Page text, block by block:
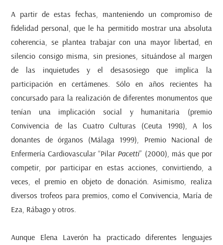
A partir de estas fechas, manteniendo un compromiso de
fidelidad personal, que le ha permitido mostrar una absoluta
coherencia, se plantea trabajar con una mayor libertad, en
silencio consigo misma, sin presiones, situándose al margen
de las inquietudes y el desasosiego que implica la
participación en certámenes. Sólo en años recientes ha
concursado para la realización de diferentes monumentos que
tenían una implicación social y humanitaria (premio
Convivencia de las Cuatro Culturas (Ceuta 1998), A los
donantes de órganos (Málaga 1999), Premio Nacional de
Enfermería Cardiovascular “Pilar Pacetti” (2000), más que por
competir, por participar en estas acciones, convirtiendo, a
veces, el premio en objeto de donación. Asimismo, realiza
diversos trofeos para premios, como el Convivencia, María de
Eza, Rábago y otros.
Aunque Elena Laverón ha practicado diferentes lenguajes